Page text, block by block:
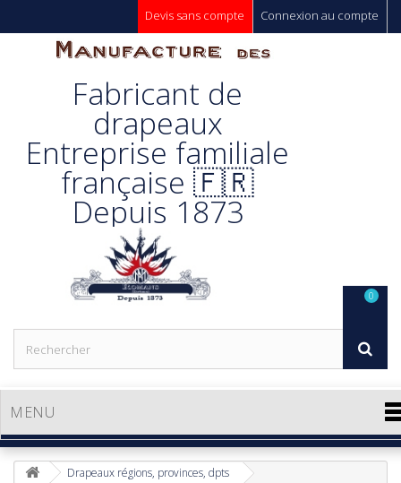
Connexion au compte
Devis sans compte
Manufacture
Des
Drapeaux
Unic s.a.
Fabricant de
drapeaux
Entreprise familiale
française 🇫🇷
Depuis 1873
MENU
0
Drapeaux régions, provinces, dpts